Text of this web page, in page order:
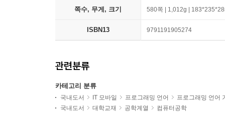
쪽수, 무게, 크기 580쪽 | 1,012g |
ISBN13 9791191905274
관련분류
카테고리 분류
국내도서 IT 모바일 프로그래밍 언어
프로그래밍 언어
국내도서
대학교재 공학계열 컴퓨터공학